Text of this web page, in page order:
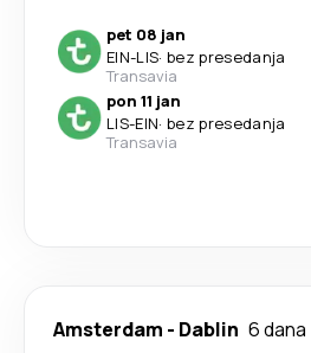
pet 08 jan
EIN-LIS· bez presedanja
Transavia
pon 11 jan
LIS-EIN· bez presedanja
Transavia
Amsterdam - Dablin 6 dana